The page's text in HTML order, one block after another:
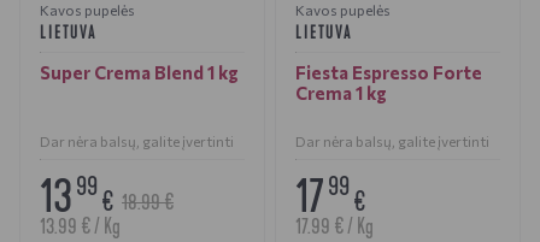
Kavos pupelės
LIETUVA
Super Crema Blend 1 kg
Dar nėra balsų, galite įvertinti
1399€ 18.99 €
13.99 € / Kg
Kavos pupelės
LIETUVA
Fiesta Espresso Forte
Crema 1 kg
Dar nėra balsų, galite įvertinti
1799€
17.99 € / Kg